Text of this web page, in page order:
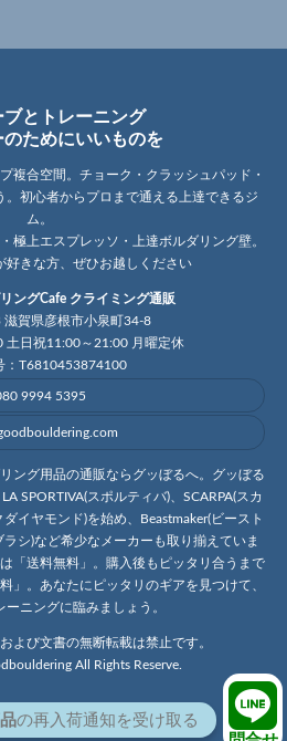
ブとトレーニング
のためにいいものを
複合空間。チョーク・クラッシュパッド・
。初心者からプロまで通える上達できるジ
ム。
極上エスプレッソ・上達ボルダリング壁。
好きな方、ぜひお越しください
ングCafe クライミング通販
賀県彦根市小泉町34-8
土日祝11:00～21:00 月曜定休
：T6810453874100
9994 5395
ング用品の通販ならグッぼるへ。グッぼる
SPORTIVA(スポルティバ)、SCARPA(スカ
イヤモンド)を始め、Beastmaker(ビースト
ラシ)など希少なメーカーも取り揃えていま
「送料無料」。購入後もピッタリ合うまで
」。あなたにピッタリのギアを見つけて、
ーニングに臨みましょう。
よび文書の無断転載は禁止です。
All Rights Reserve.
の再入荷通知を受け取る